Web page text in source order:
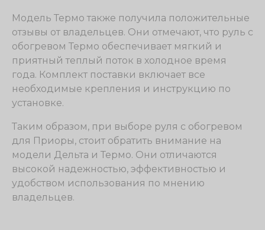
Модель Термо также получила положительные
отзывы от владельцев. Они отмечают, что руль с
обогревом Термо обеспечивает мягкий и
приятный теплый поток в холодное время
года. Комплект поставки включает все
необходимые крепления и инструкцию по
установке.
Таким образом, при выборе руля с обогревом
для Приоры, стоит обратить внимание на
модели Дельта и Термо. Они отличаются
высокой надежностью, эффективностью и
удобством использования по мнению
владельцев.